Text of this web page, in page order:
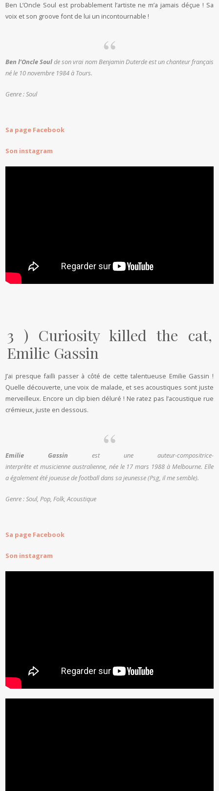
Ben L’Oncle Soul est probablement l’artiste ne m’a jamais déçue ! Sa
voix et son groove font de lui un incontournable !
Ben l’Oncle Soulde son vrai nom Benjamin Duterde est un chanteur français
né le 10 novembre 1984à Tours.
Genre : Soul
Sa page Facebook
Son instagram
3 ) Curiosity killed the cat,
Emilie Gassin
J’ai presque failli passer à côté de cette talentueuse Emilie Gassin !
Quelle découverte, une voix de malade, et ses acoustiques sont juste
merveilleux. Encore un clip bien déluré ! Ne ratez pas l’acoustique rue
crémieux, juste en dessous.
Emilie Gassin est une auteur-compositrice-
interprète et musicienne australienne, née le 17 mars 1988 à Melbourne. Elle
a également été joueuse de football dans sa jeunesse (Psg, il me semble).
Genre : Soul, Pop, Folk, Acoustique
Sa page Facebook
Son instagram